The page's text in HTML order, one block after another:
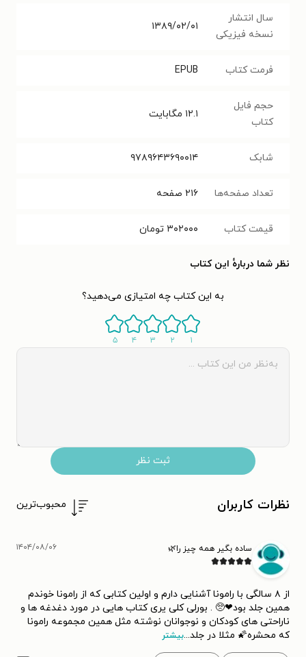
سال انتشار
نسخه فیزیکی
۱۳۸۹/۰۲/۰۱
فرمت کتاب EPUB
حجم فایل
کتاب
۱۲.۱ مگابایت
شابک ۹۷۸۹۶۴۳۶۹۰۰۱۴
تعداد صفحه‌ها ۲۱۶ صفحه
قیمت کتاب ۳۰۲۰۰۰ تومان
نظر شما دربارهٔ این کتاب
به این کتاب چه امتیازی می‌دهید؟
۱ ۲ ۳ ۴ ۵
ثبت نظر
نظرات کاربران محبوب‌ترین
ساده بگیر همه چیز را🌿 ۱۴۰۴/۰۸/۰۶
از ۸ سالگی با رامونا آشنایی دارم و اولین کتابی که از رامونا خوندم
همین جلد بود❤🥺 . بورلی کلی یری کتاب هایی در مورد دغدغه ها و
ناراحتی های کودکان و نوجوانان نوشته مثل همین مجموعه رامونا
که محشره🌠 مثلا در جلد...بیشتر